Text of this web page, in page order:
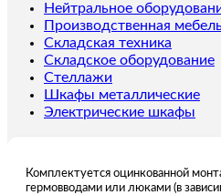
Нейтральное
Производственная
Складская техника
Складское оборудование
Стеллажи
Шкафы металлические
Электрические шкафы
Комплектуется оцинкованной
гермовводами или люками (в